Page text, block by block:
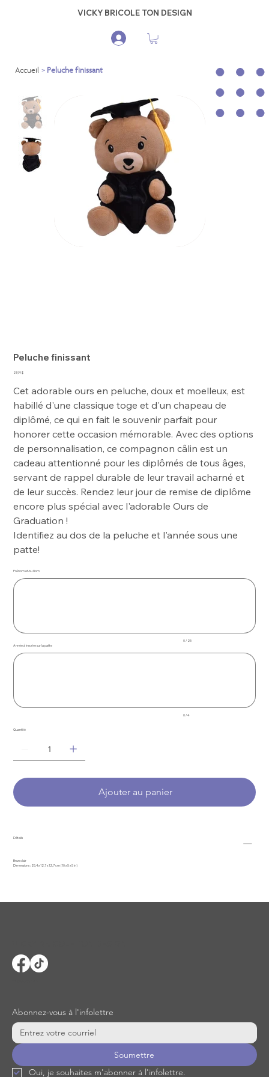
VICKY BRICOLE TON DESIGN
Accueil > Peluche finissant
Peluche finissant
Prix
21,99 $
Cet adorable ours en peluche, doux et moelleux, est
habillé d'une classique toge et d'un chapeau de
diplômé, ce qui en fait le souvenir parfait pour
honorer cette occasion mémorable. Avec des options
de personnalisation, ce compagnon câlin est un
cadeau attentionné pour les diplômés de tous âges,
servant de rappel durable de leur travail acharné et
de leur succès. Rendez leur jour de remise de diplôme
encore plus spécial avec l'adorable Ours de
Graduation !
Identifiez au dos de la peluche et l'année sous une
patte!
Prénom et/ou Nom
25
caractères.
0 / 25
Année à inscrire sur la patte
4
caractères.
0 / 4
Quantité
Ajouter au panier
Détails
Brun clair
Dimensions : 25,4 x 12,7 x 12,7 cm (10 x 5 x 5 in)
Abonnez-vous à l'infolettre
Soumettre
Oui, je souhaites m'abonner à l'infolettre.